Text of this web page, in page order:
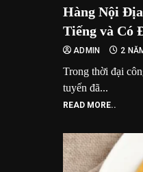
Hàng Nội
Tiếng và Có
ADMIN 2
Trong thời đại
tuyến đã...
READ MORE..